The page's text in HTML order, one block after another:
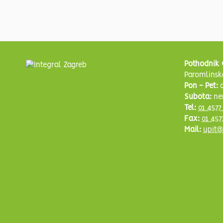
Pothodnik
Pon - Pet:
Subota:
Tel: 01
Fax: 01
Mail: